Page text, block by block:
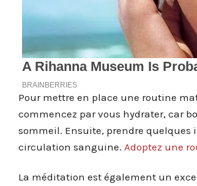
Pour mettre en place une routine
commencez par vous hydrater, car
sommeil. Ensuite, prendre
circulation sanguine. Adoptez une
La méditation est également un